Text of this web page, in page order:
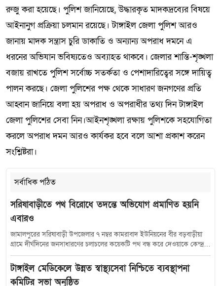
রুজু করা হয়েছে। পুলিশ জানিয়েছে, উদ্ধারকৃত মাদকদ্রব্যের বিষয়ে
আইনানুগ প্রক্রিয়া চলমান রয়েছে। টাঙ্গাইল জেলা পুলিশ আরও
জানায় মাদক সন্ত্রাস চুরি ডাকাতি ও অন্যান্য অপরাধ দমনে এ
ধরনের অভিযান ভবিষ্যতেও অব্যাহত থাকবে। জেলার শান্তি-শৃঙ্খলা
বজায় রাখতে পুলিশ সর্বোচ্চ সতর্কতা ও পেশাদারিত্বের সঙ্গে দায়িত্ব
পালন করছে। জেলা পুলিশের পক্ষ থেকে সাধারণ জনগণের প্রতি
আহ্বান জানিয়ে বলা হয় অপরাধ ও অপরাধীর তথ্য দিন টাঙ্গাইল
জেলা পুলিশের সেবা নিন।আইনশৃঙ্খলা রক্ষায় পুলিশকে সহযোগিতা
করলে অপরাধ দমন আরও কার্যকর হবে বলে আশা প্রকাশ করেন
সংশ্লিষ্টরা।
সর্বাধিক পঠিত
সরিষাবাড়ীতে পথ বিরোধে তদন্তে অভিযোগ প্রমাণিত হয়নি
এবারও
জামালপুরের সরিষাবাড়ী উপজেলার ৭ নম্বর কামরাবাদ ইউনিয়নের বীর বড়বাড়ীয়া
গ্রামে দীর্ঘদিনের জনসাধারণের চলাচলের কয়েকটি পথ বন্ধ করে দেওয়াকে কেন্দ্র
করে সৃষ্ট বিরোধে নতুন মোড় নিয়েছে। সরকারি তদন্তে অভিযোগকারীর উত্থাপিত
অভিযোগের সত্যতা না মেলায় বিষয়টি এখন আলোচনার কেন্দ্রবিন্দুতে। এরই মধ্যে
প্রশাসনের উদ্যোগে ডাকা সমঝোতা বৈঠকে অভিযোগকারী পক্ষের অনুপস্থিতি
ঘটনাকে আরও রহস্যময় করে তুলেছে। স্থানীয়দের অভিযোগ, গ্রামের মৃত মোস্তান
টাঙ্গাইল মেডিকেলে উন্নত স্বাস্থ্যসেবা নিশ্চিতে ব্যবস্থাপনা
কমিটির সভা অনুষ্ঠিত